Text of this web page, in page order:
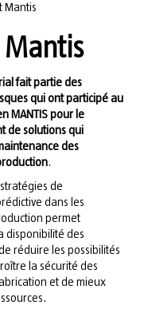
Mantis
Mantis
fait partie des
qui ont participé au
MANTIS pour le
de solutions qui
des
.
de
dans les
permet
disponibilité des
réduire les possibilités
la sécurité des
et de mieux